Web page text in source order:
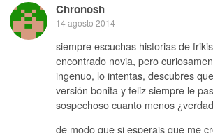
Chronosh
14 agosto 2014
siempre escuchas historias de
encontrado novia, pero
ingenuo, lo intentas, descubres
versión bonita y feliz siempre le
sospechoso cuanto menos
de modo que si esperais que me